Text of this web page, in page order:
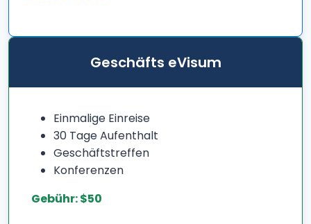
Geschäfts eVisum
Einmalige Einreise
30 Tage Aufenthalt
Geschäftstreffen
Konferenzen
Gebühr: $50